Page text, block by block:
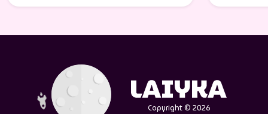
Copyright © 2026